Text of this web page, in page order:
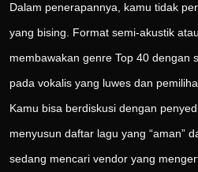
Dalam penerapannya, kamu tidak
yang bising. Format semi-akustik atau
membawakan genre Top 40 dengan
pada vokalis yang luwes dan
Kamu bisa berdiskusi dengan
menyusun daftar lagu yang “aman”
sedang mencari vendor yang